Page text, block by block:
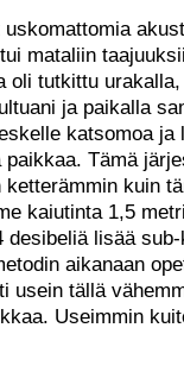
mataliin
oli tutkittu
ja paikalla
katsomoa ja
Tämä
kuin
kaiutinta 1,5
lisää
aikanaan
usein tällä
Useimmin